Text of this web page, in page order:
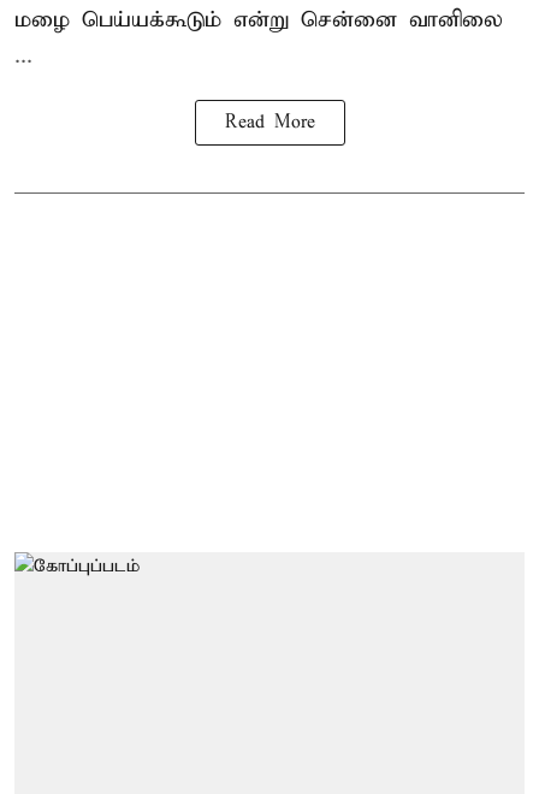
மழை பெய்யக்கூடும் என்று சென்னை வானிலை
...
Read More